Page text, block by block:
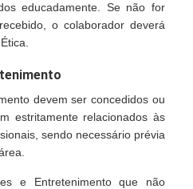
educadamente. Se não for
o colaborador deverá
devem ser concedidos ou
estritamente relacionados às
sendo necessário prévia
e Entretenimento que não